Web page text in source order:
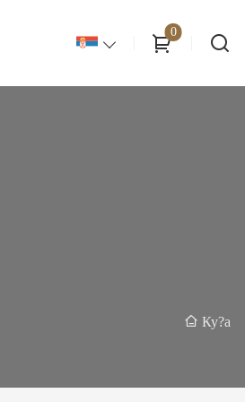
0
Ку?а